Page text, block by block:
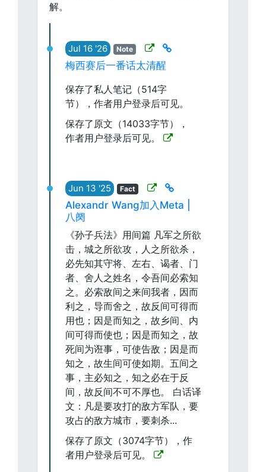
解。
Jul 16 '26 Note
梅西赛后一番话太清醒
保存了私人笔记（514字
节），作者用户登录后可见。
保存了原文（14033字节），
作者用户登录后可见。
Jun 13 '25 Fact
Alexandr Wang加入Meta |
八阕
《孙子兵法》用间篇 凡军之所欲
击，城之所欲攻，人之所欲杀，
必先知其守将、左右、谒者、门
者、舍人之姓名，令吾间必索知
之。必索敌间之来间我者，因而
利之，导而舍之，故反间可得而
用也；因是而知之，故乡间、内
间可得而使也；因是而知之，故
死间为诳事，可使告敌；因是而
知之，故生间可使如期。五间之
事，主必知之，知之必在于反
间，故反间不可不厚也。 白话译
文：凡是要攻打的敌方军队，要
攻占的敌方城市，要刺杀...
保存了原文（3074字节），作
者用户登录后可见。